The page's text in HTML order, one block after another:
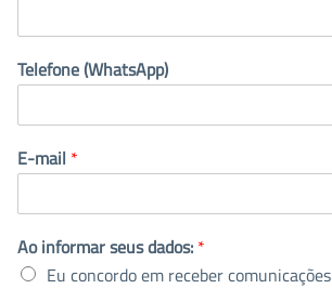
Telefone (WhatsApp)
E-mail *
Ao informar seus dados: *
Eu concordo em receber comunicações